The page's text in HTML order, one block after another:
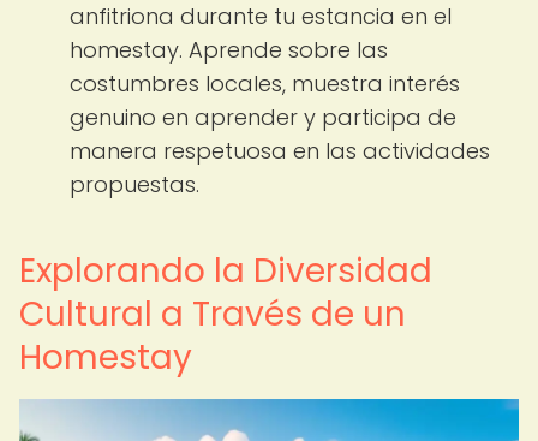
anfitriona durante tu estancia en el
homestay. Aprende sobre las
costumbres locales, muestra interés
genuino en aprender y participa de
manera respetuosa en las actividades
propuestas.
Explorando la Diversidad
Cultural a Través de un
Homestay